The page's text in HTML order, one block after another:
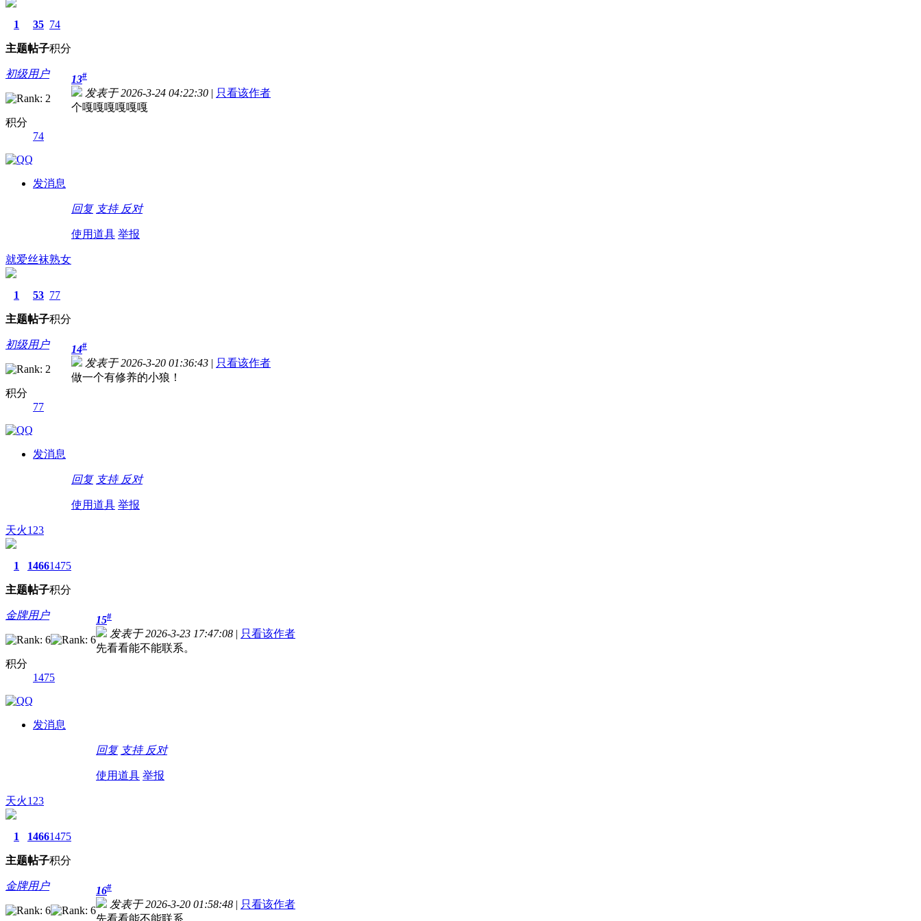
1
主题
35
帖子
74
积分
初级用户
积分
74
发消息
13#
发表于 2026-3-24 04:22:30 | 只看该作者
个嘎嘎嘎嘎嘎嘎
回复 支持 反对
使用道具 举报
就爱丝袜熟女
1
主题
53
帖子
77
积分
初级用户
积分
77
发消息
14#
发表于 2026-3-20 01:36:43 | 只看该作者
做一个有修养的小狼！
回复 支持 反对
使用道具 举报
天火123
1
主题
1466
帖子
1475
积分
金牌用户
积分
1475
发消息
15#
发表于 2026-3-23 17:47:08 | 只看该作者
先看看能不能联系。
回复 支持 反对
使用道具 举报
天火123
1
主题
1466
帖子
1475
积分
金牌用户 16#
发表于 2026-3-20 01:58:48 | 只看该作者